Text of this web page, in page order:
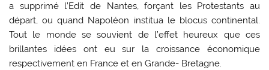
a supprimé l’Edit de Nantes, forçant les Protestants au
départ, ou quand Napoléon institua le blocus continental.
Tout le monde se souvient de l’effet heureux que ces
brillantes idées ont eu sur la croissance économique
respectivement en France et en Grande- Bretagne.